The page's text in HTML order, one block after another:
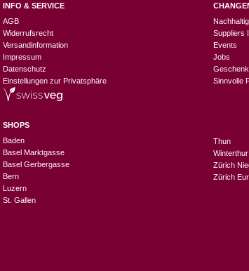
INFO & SERVICE
AGB
Widerrufsrecht
Versandinformation
Impressum
Datenschutz
Einstellungen zur Privatsphäre
SHOPS
Baden
Basel Marktgasse
Basel Gerbergasse
Bern
Luzern
St. Gallen
Suppliers
Events
Jobs
Sinnvolle
Thun
Winterthur
Zürich
Zürich